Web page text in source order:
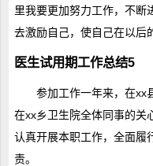
里我要更加努力工作，不断
去激励自己，使自己在以后
医生试用期工作总结5
参加工作一年来，在xx
在xx乡卫生院全体同事的关
认真开展本职工作，全面履
责。